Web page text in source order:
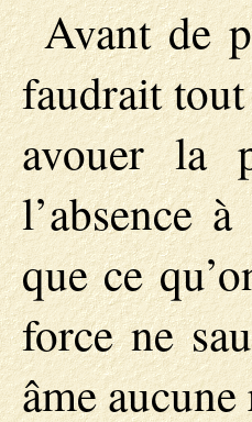
Avant de
faudrait tout
avouer la
l’absence
que ce
force ne
âme